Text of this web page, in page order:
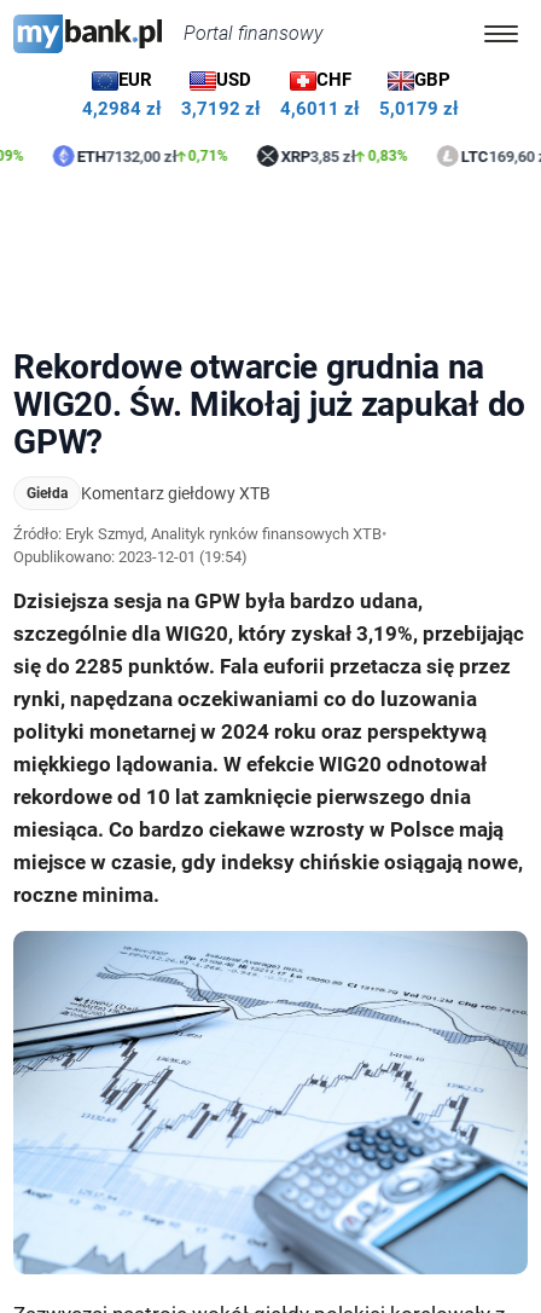
Portal finansowy
EUR
4,2984 zł
USD
3,7192 zł
CHF
4,6011 zł
GBP
5,0179 zł
ETH 7132,00 zł 0,71% XRP 3,85 zł 0,83% LTC 169,60 zł
Rekordowe otwarcie grudnia na
WIG20. Św. Mikołaj już zapukał do
GPW?
Giełda Komentarz giełdowy XTB
Źródło: Eryk Szmyd, Analityk rynków finansowych XTB•
Opublikowano:2023-12-01 (19:54)
Dzisiejsza sesja na GPW była bardzo udana,
szczególnie dla WIG20, który zyskał 3,19%, przebijając
się do 2285 punktów. Fala euforii przetacza się przez
rynki, napędzana oczekiwaniami co do luzowania
polityki monetarnej w 2024 roku oraz perspektywą
miękkiego lądowania. W efekcie WIG20 odnotował
rekordowe od 10 lat zamknięcie pierwszego dnia
miesiąca. Co bardzo ciekawe wzrosty w Polsce mają
miejsce w czasie, gdy indeksy chińskie osiągają nowe,
roczne minima.